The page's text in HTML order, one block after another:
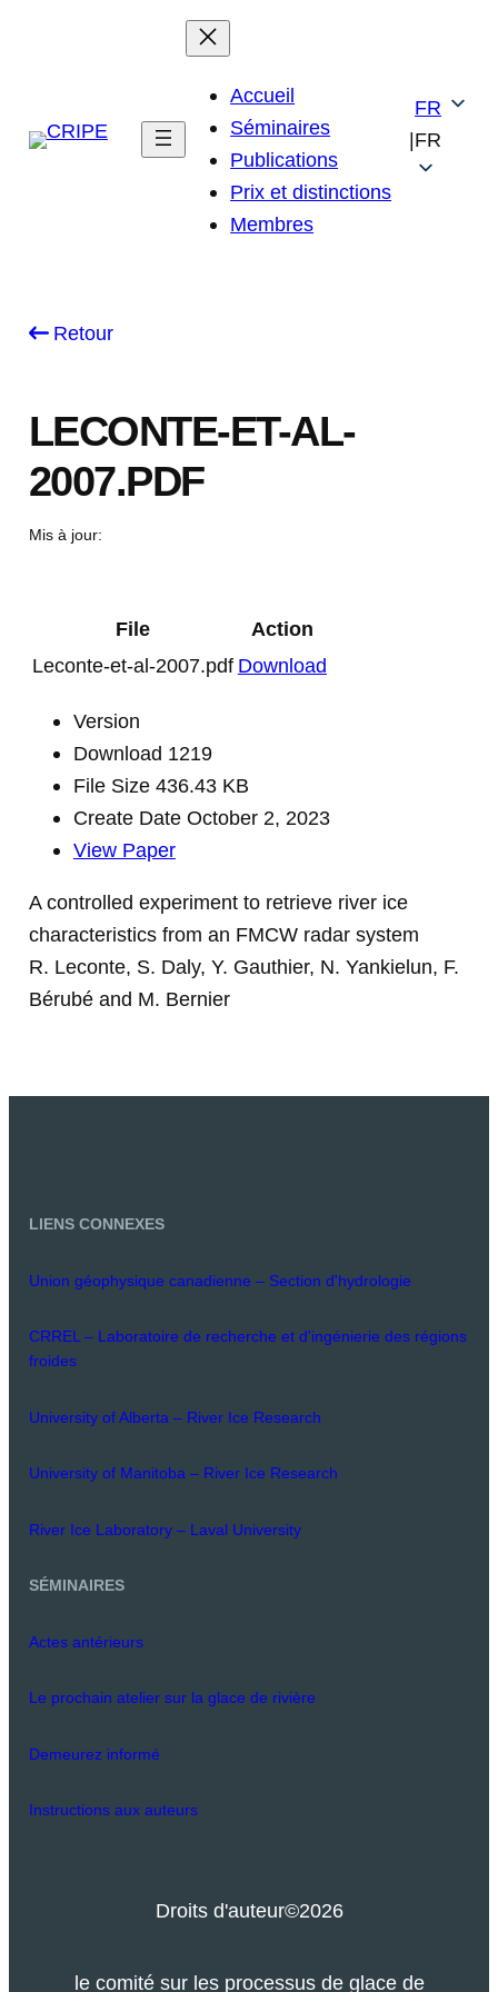
Accueil
Séminaires
Publications
Prix et distinctions
Membres
|
FR
FR
Retour
LECONTE-ET-AL-
2007.PDF
Mis à jour:
File
Action
Leconte-et-al-2007.pdf Download
Version
Download 1219
File Size 436.43 KB
Create Date October 2, 2023
View Paper
A controlled experiment to retrieve river ice
characteristics from an FMCW radar system
R. Leconte, S. Daly, Y. Gauthier, N. Yankielun, F.
Bérubé and M. Bernier
LIENS CONNEXES
Union géophysique canadienne – Section d'hydrologie
CRREL – Laboratoire de recherche et d'ingénierie des régions
froides
University of Alberta – River Ice Research
University of Manitoba – River Ice Research
River Ice Laboratory – Laval University
SÉMINAIRES
Actes antérieurs
Le prochain atelier sur la glace de rivière
Demeurez informé
Instructions aux auteurs
Droits d'auteur©2026
le comité sur les processus de glace de